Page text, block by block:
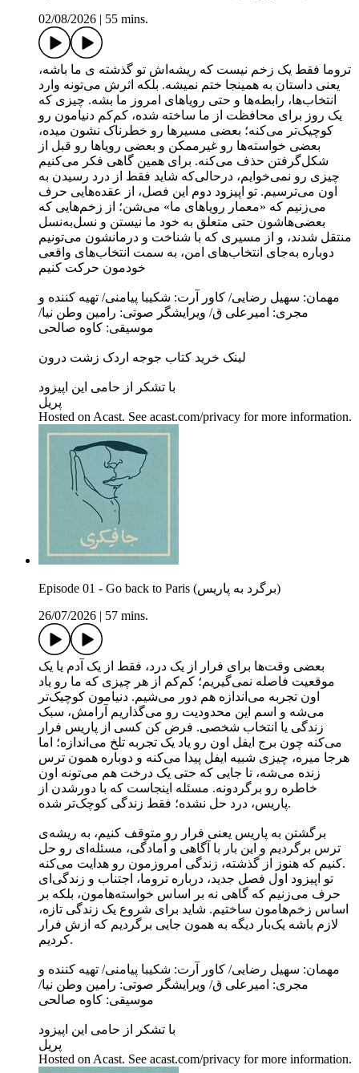
02/08/2026
55 mins.
تروما فقط یک زخم نیست که ریشه‌اش تو گذشته ی ما باشه،
یعنی داستان به همینجا ختم نمیشه. بلکه اثرش می‌تونه وارد
انتخاب‌ها، رابطه‌ها و حتی رویاهای امروز ما بشه. چیزی که
یک روز برای محافظت از ما ساخته شده، کم‌کم دنیامون رو
کوچیک‌تر می‌کنه؛ بعضی مسیرها رو خطرناک نشون میده،
بعضی خواسته‌ها رو غیرممکن و بعضی رویاها رو قبل از
شکل‌گرفتن حذف می‌کنه. برای همین گاهی فکر می‌کنیم
چیزی رو نمی‌خوایم، درحالی‌که شاید فقط از درد رسیدن به
اون می‌ترسیم. تو اپیزود دوم این فصل، از عقده‌هایی حرف
می‌زنیم که «معمار رویاهای ما» می‌شن؛ از زخم‌هایی که
بعضی‌هاشون حتی متعلق به خود ما نیستن و نسل‌به‌نسل
منتقل شدند، و از مسیری که با شناخت و درمانشون می‌تونیم
دوباره به‌جای انتخاب‌های امن، به سمت انتخاب‌های واقعی
خودمون حرکت کنیم
مهمان: سهیل رضایی/ کاور آرت: شکیبا پیامنی/ تهیه کننده و
مجری: امیرعلی ق/ ویرایشگر صوتی: رامین وطن نیا/
موسیقی: کاوه صالحی
لینک خرید کتاب جوجه اردک زشت درون
با تشکر از حامی این اپیزود
پریل
Hosted on Acast. See acast.com/privacy for more information.
Episode 01 - Go back to Paris (برگرد به پاریس)
26/07/2026
57 mins.
بعضی وقت‌ها برای فرار از یک درد، فقط از یک آدم یا یک
موقعیت فاصله نمی‌گیریم؛ کم‌کم از هر چیزی که ما رو یاد
اون تجربه می‌اندازه هم دور می‌شیم. دنیامون کوچیک‌تر
می‌شه و اسم این محدودیت رو می‌گذاریم آرامش، سبک
زندگی یا انتخاب شخصی. فرض کن کسی از پاریس فرار
می‌کنه چون برج ایفل اون رو یاد یک تجربه تلخ می‌اندازه؛ اما
هرجا میره، چیزی شبیه ایفل پیدا می‌کنه و دوباره همون ترس
زنده می‌شه، تا جایی که حتی یک درخت هم می‌تونه اون
خاطره رو برگردونه. مسئله اینجاست که با دورشدن از
پاریس، درد حل نشده؛ فقط زندگی کوچک‌تر شده.
برگشتن به پاریس یعنی فرار رو متوقف کنیم، به ریشه‌ی
ترس برگردیم و این بار با آگاهی و آمادگی، مسئله‌ای رو حل
کنیم که هنوز از گذشته، زندگی امروزمون رو هدایت می‌کنه.
تو اپیزود اول فصل جدید، درباره تروما، اجتناب و زندگی‌ای
حرف می‌زنیم که گاهی نه بر اساس خواسته‌هامون، بلکه بر
اساس زخم‌هامون ساختیم. شاید برای شروع یک زندگی تازه،
لازم باشه یک‌بار دیگه به همون جایی برگردیم که ازش فرار
کردیم.
مهمان: سهیل رضایی/ کاور آرت: شکیبا پیامنی/ تهیه کننده و
مجری: امیرعلی ق/ ویرایشگر صوتی: رامین وطن نیا/
موسیقی: کاوه صالحی
با تشکر از حامی این اپیزود
پریل
Hosted on Acast. See acast.com/privacy for more information.